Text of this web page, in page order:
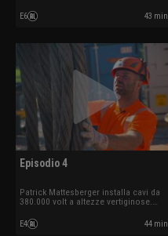
demolisce una centrale elettrica di 34
metri a Dachau. Frank Thumser monta
E6 43 min
Episodio 4
Patrick Mattesberger installa cavi da
380.000 volt a altezze vertiginose.
trivella da 95 tonnellate per la
realizzazione di un tunnel destinato al
E4 44 min